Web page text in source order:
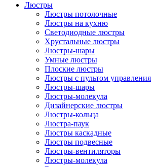
Люстры
Люстры потолочные
Люстры на кухню
Светодиодные люстры
Хрустальные люстры
Люстры-шары
Умные люстры
Плоские люстры
Люстры с пультом управления
Люстры-шары
Люстры-молекула
Дизайнерские люстры
Люстры-кольца
Люстра-паук
Люстры каскадные
Люстры подвесные
Люстры-вентиляторы
Люстры-молекула